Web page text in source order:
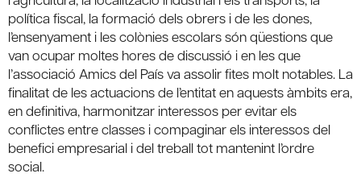
política fiscal, la formació dels obrers i de les dones,
l’ensenyament i les colònies escolars són qüestions que
van ocupar moltes hores de discussió i en les que
l’associació Amics del País va assolir fites molt notables. La
finalitat de les actuacions de l’entitat en aquests àmbits era,
en definitiva, harmonitzar interessos per evitar els
conflictes entre classes i compaginar els interessos del
benefici empresarial i del treball tot mantenint l’ordre
social.